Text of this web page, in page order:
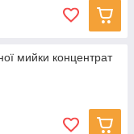
мийки концентрат